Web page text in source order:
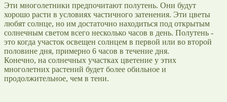
Эти многолетники предпочитают полутень. Они будут
хорошо расти в условиях частичного затенения. Эти цветы
любят солнце, но им достаточно находиться под открытым
солнечным светом всего несколько часов в день. Полутень -
это когда участок освещен солнцем в первой или во второй
половине дня, примерно 6 часов в течение дня.
Конечно, на солнечных участках цветение у этих
многолетних растений будет более обильное и
продолжительное, чем в тени.